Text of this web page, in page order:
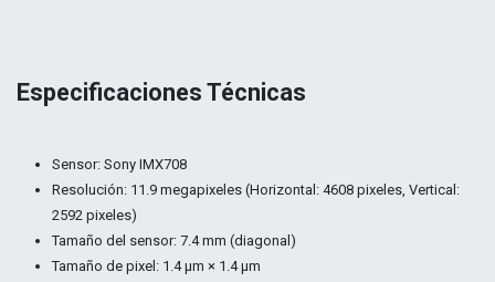
Especificaciones Técnicas
Sensor: Sony IMX708
Resolución: 11.9 megapixeles (Horizontal: 4608 pixeles, Vertical:
2592 pixeles)
Tamaño del sensor: 7.4 mm (diagonal)
Tamaño de pixel: 1.4 μm × 1.4 μm